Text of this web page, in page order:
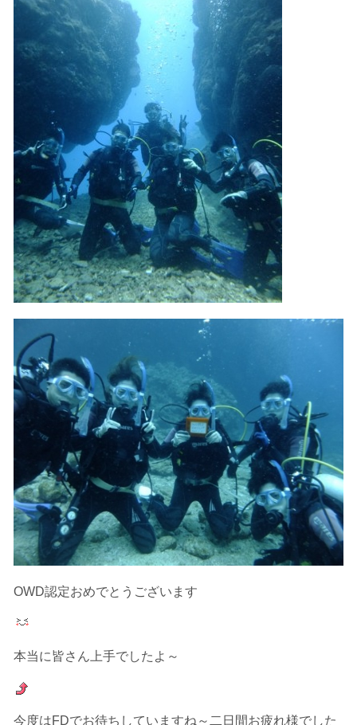
OWD認定おめでとうございます
本当に皆さん上手でしたよ～
今度はFDでお待ちしていますね～二日間お疲れ様でした
ルをご希望の方は、事前にお申し出ください。
承諾しました。
ホエールスイムは、通常のスノーケリングやスキンダイビ
ングに伴う危険に加え、予測不能なクジラの行動や、クジ
ラとの接触によってトラブルが発生する可能性がありま
す。さらに、流れのある海上で、船上からエントリーやエ
キジットを行う際にもトラブルが生じる可能性がありま
す。そして、これらを要因として傷害や損害が発生する場
合があります。またホエールスイムでは、これら以外にも
想定できないトラブルが発生する可能性があります。
参加者はこれらのリスクを理解し、傷害や損害につながっ
た場合、またはその他いかなる理由があっても、当ツアー
開催主催者とガイド、船舶の保有者及び船長に対して損害
賠償を請求しません。
承諾しました。
上記承諾ください。
閉じる